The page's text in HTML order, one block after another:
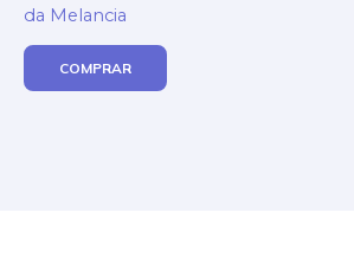
da Melancia
COMPRAR